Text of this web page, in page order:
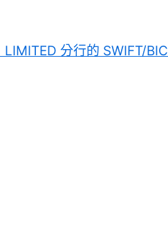
分行的 SWIFT/BIC